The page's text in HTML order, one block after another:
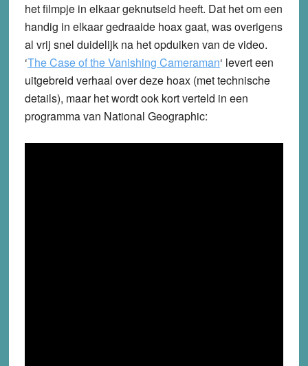
het filmpje in elkaar geknutseld heeft. Dat het om een
handig in elkaar gedraaide hoax gaat, was overigens
al vrij snel duidelijk na het opduiken van de video.
‘The Case of the Vanishing Cameraman‘ levert een
uitgebreid verhaal over deze hoax (met technische
details), maar het wordt ook kort verteld in een
programma van National Geographic: